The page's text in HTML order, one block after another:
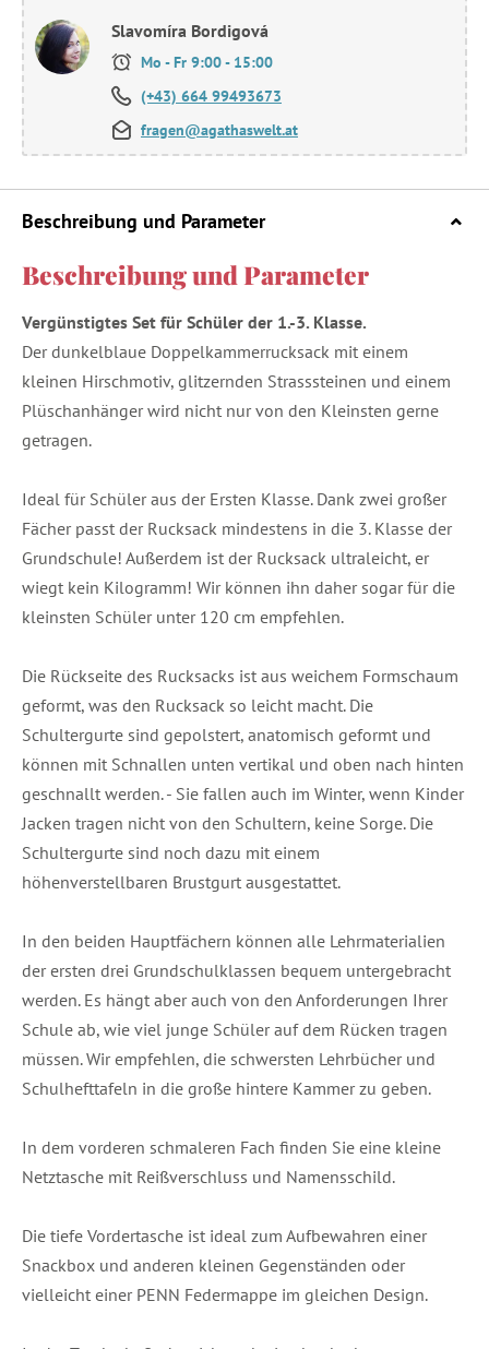
Slavomíra Bordigová
Mo - Fr 9:00 - 15:00
(+43) 664 99493673
fragen@agathaswelt.at
Beschreibung und Parameter
Beschreibung und Parameter
Vergünstigtes Set für Schüler der 1.-3. Klasse.
Der dunkelblaue Doppelkammerrucksack mit einem
kleinen Hirschmotiv, glitzernden Strasssteinen und einem
Plüschanhänger wird nicht nur von den Kleinsten gerne
getragen.
Ideal für Schüler aus der Ersten Klasse. Dank zwei großer
Fächer passt der Rucksack mindestens in die 3. Klasse der
Grundschule! Außerdem ist der Rucksack ultraleicht, er
wiegt kein Kilogramm! Wir können ihn daher sogar für die
kleinsten Schüler unter 120 cm empfehlen.
Die Rückseite des Rucksacks ist aus weichem Formschaum
geformt, was den Rucksack so leicht macht. Die
Schultergurte sind gepolstert, anatomisch geformt und
können mit Schnallen unten vertikal und oben nach hinten
geschnallt werden. - Sie fallen auch im Winter, wenn Kinder
Jacken tragen nicht von den Schultern, keine Sorge. Die
Schultergurte sind noch dazu mit einem
höhenverstellbaren Brustgurt ausgestattet.
In den beiden Hauptfächern können alle Lehrmaterialien
der ersten drei Grundschulklassen bequem untergebracht
werden. Es hängt aber auch von den Anforderungen Ihrer
Schule ab, wie viel junge Schüler auf dem Rücken tragen
müssen. Wir empfehlen, die schwersten Lehrbücher und
Schulhefttafeln in die große hintere Kammer zu geben.
In dem vorderen schmaleren Fach finden Sie eine kleine
Netztasche mit Reißverschluss und Namensschild.
Die tiefe Vordertasche ist ideal zum Aufbewahren einer
Snackbox und anderen kleinen Gegenständen oder
vielleicht einer PENN Federmappe im gleichen Design.